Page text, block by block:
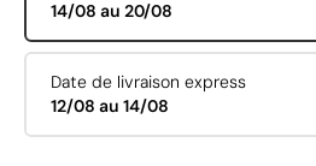
14/08 au 20/08
Date de livraison express
12/08 au 14/08